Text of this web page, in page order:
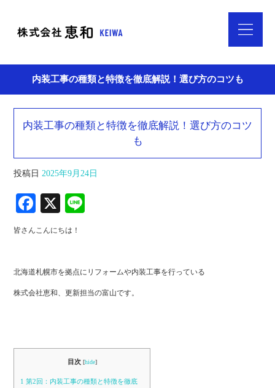
内装工事の種類と特徴を徹底解説！選び方のコツも
内装工事の種類と特徴を徹底解説！選び方のコツ
も
投稿日 2025年9月24日
Fa
ce
ok
X
皆さんこんにちは！
北海道札幌市を拠点にリフォームや内装工事を行っている
株式会社恵和、更新担当の富山です。
目次 [hide]
1 第2回：内装工事の種類と特徴を徹底